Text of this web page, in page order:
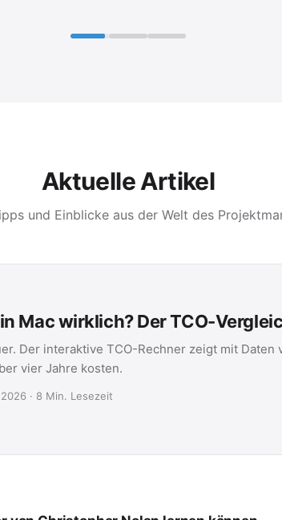
Aktuelle Artikel
und Einblicke aus der Welt des
Mac wirklich? Der TCO-
Der interaktive TCO-Rechner zeigt mit Daten
vier Jahre kosten.
· 8 Min. Lesezeit